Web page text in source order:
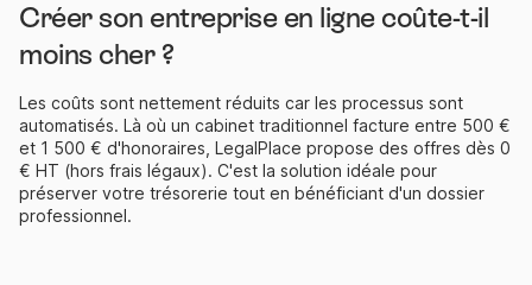
Créer son entreprise en ligne coûte-t-il
moins cher ?
Les coûts sont nettement réduits car les processus sont
automatisés. Là où un cabinet traditionnel facture entre 500 €
et 1 500 € d'honoraires, LegalPlace propose des offres dès 0
€ HT (hors frais légaux). C'est la solution idéale pour
préserver votre trésorerie tout en bénéficiant d'un dossier
professionnel.